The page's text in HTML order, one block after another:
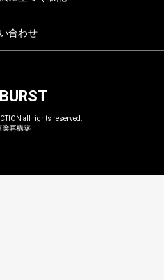
合わせ
all rights reserved.
業再構築